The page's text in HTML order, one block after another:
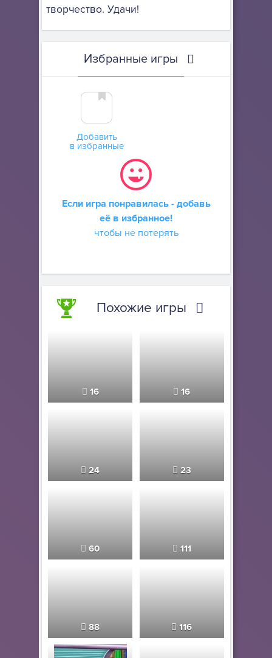
творчество. Удачи!
Избранные игры
Добавить
в избранные
Если игра понравилась - добавь
её в избранное!
чтобы не потерять
Похожие игры
16 16
24 23
60 111
88 116